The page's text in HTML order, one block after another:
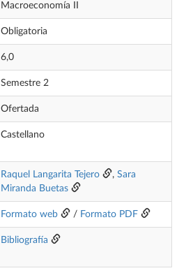
Macroeconomía II
Obligatoria
6,0
Semestre 2
Ofertada
Castellano
Raquel Langarita Tejero , Sara
Miranda Buetas
Formato web / Formato PDF
Bibliografía